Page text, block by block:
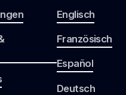
Englisch
Französisch
Español
Deutsch